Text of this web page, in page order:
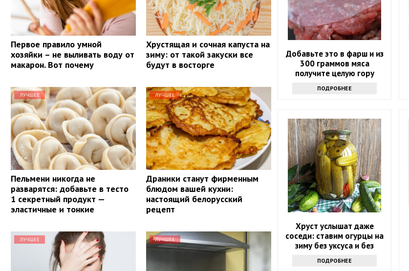
Первое правило умной
хозяйки – не выливать воду от
макарон. Вот почему
Хрустящая и сочная капуста на
зиму: от такой закуски все
будут в восторге
ЛУЧШЕЕ
Пельмени никогда не
разварятся: добавьте в тесто
1 секретный продукт —
эластичные и тонкие
ЛУЧШЕЕ
Драники станут фирменным
блюдом вашей кухни:
настоящий белорусский
рецепт
ЛУЧШЕЕ ЛУЧШЕЕ
Добавьте это в фарш и из
300 граммов мяса
получите целую гору
ПОДРОБНЕЕ
Хруст услышат даже
соседи: ставим огурцы на
зиму без уксуса и без
без подвала
ПОДРОБНЕЕ